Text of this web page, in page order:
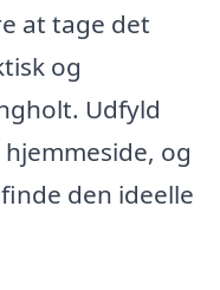
at tage det
og
Udfyld
og
den ideelle